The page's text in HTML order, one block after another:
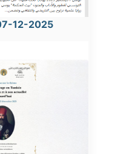
12-2025